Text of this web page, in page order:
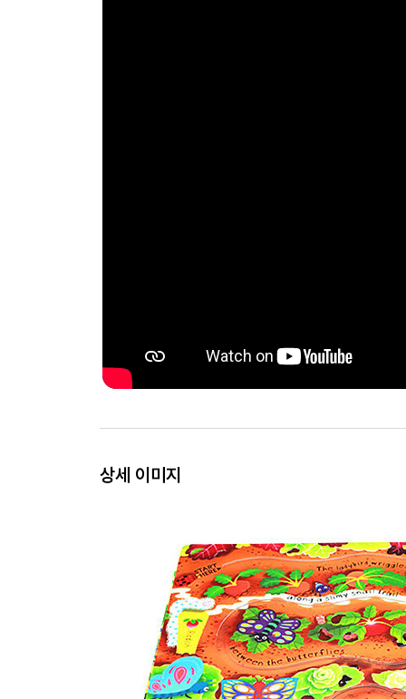
상세 이미지